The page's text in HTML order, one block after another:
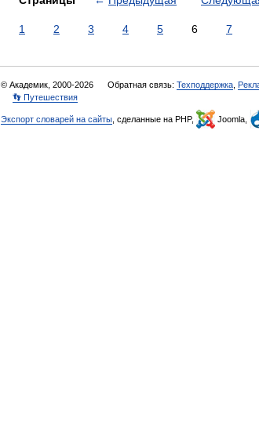
1 2 3 4 5 6 7
© Академик, 2000-2026 Обратная связь: Техподдержка
👣 Путешествия
Экспорт словарей на сайты , сделанные на PHP, Joomla,